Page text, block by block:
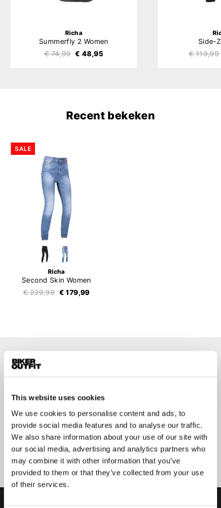
This website uses cookies
We use cookies to personalise content and ads, to
provide social media features and to analyse our traffic.
We also share information about your use of our site with
our social media, advertising and analytics partners who
may combine it with other information that you’ve
provided to them or that they’ve collected from your use
of their services.
Richa
Summerfly 2 Women
€ 74,99 € 48,95
Side-
€ 119,99
Recent bekeken
SALE
Richa
Second Skin Women
€ 239,99 € 179,99
Aanmelden